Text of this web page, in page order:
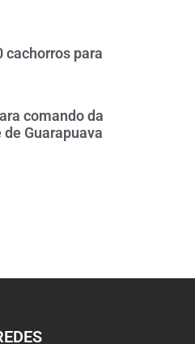
cachorros para
comando da
Guarapuava